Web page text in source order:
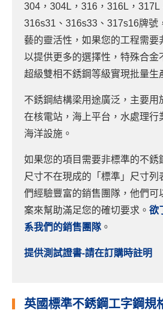
304，304L，316，316L，317L
316s31、316s33、317s16牌號
藝的靈活性，如果您的工程需要
以提供更多的選擇性，特殊合金
超級雙相不銹鋼等級實現批量生
不銹鋼結構梁用途廣泛，主要用
在核電站，海上平台，水處理行
海洋設施。
如果您的項目需要非標準的不銹
尺寸不在現成的「標準」尺寸列
們經驗豐富的銷售團隊，他們可
案來幫助滿足您的確切要求。 欲
系我們的銷售團隊。
提供測試證書-請在訂購時註明
英國標準不銹鋼工字鋼規